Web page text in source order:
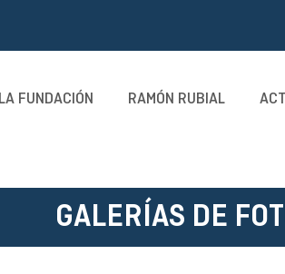
LA FUNDACIÓN RAMÓN RUBIAL
GALERÍAS DE